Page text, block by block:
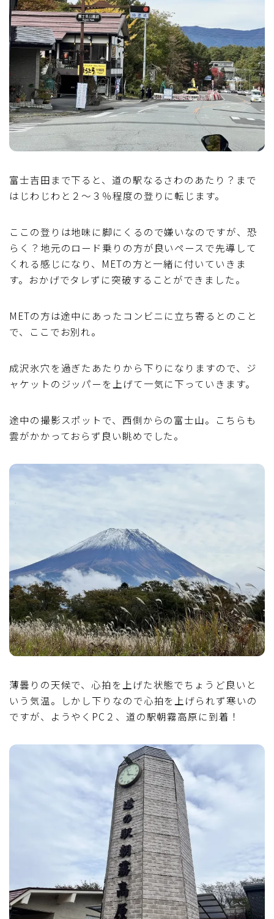
富士吉田まで下ると、道の駅なるさわのあたり？まで
はじわじわと２～３％程度の登りに転じます。
ここの登りは地味に脚にくるので嫌いなのですが、恐
らく？地元のロード乗りの方が良いペースで先導して
くれる感じになり、METの方と一緒に付いていきま
す。おかげでタレずに突破することができました。
METの方は途中にあったコンビニに立ち寄るとのこと
で、ここでお別れ。
成沢氷穴を過ぎたあたりから下りになりますので、ジ
ャケットのジッパーを上げて一気に下っていきます。
途中の撮影スポットで、西側からの富士山。こちらも
雲がかかっておらず良い眺めでした。
薄曇りの天候で、心拍を上げた状態でちょうど良いと
いう気温。しかし下りなので心拍を上げられず寒いの
ですが、ようやくPC２、道の駅朝霧高原に到着！